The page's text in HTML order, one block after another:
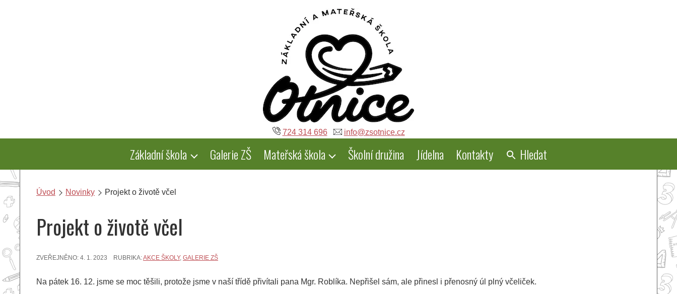
724 314 696 info@zsotnice.cz
Základní škola Galerie ZŠ Mateřská škola Školní družina Jídelna Kontakty Hledat
Úvod Novinky Projekt o životě včel
Projekt o životě včel
ZVEŘEJNĚNO: 4. 1. 2023 RUBRIKA:AKCE ŠKOLY, GALERIE ZŠ
Na pátek 16. 12. jsme se moc těšili, protože jsme v naší třídě přivítali pana Mgr. Roblíka. Nepřišel sám, ale přinesl i přenosný úl plný včeliček.